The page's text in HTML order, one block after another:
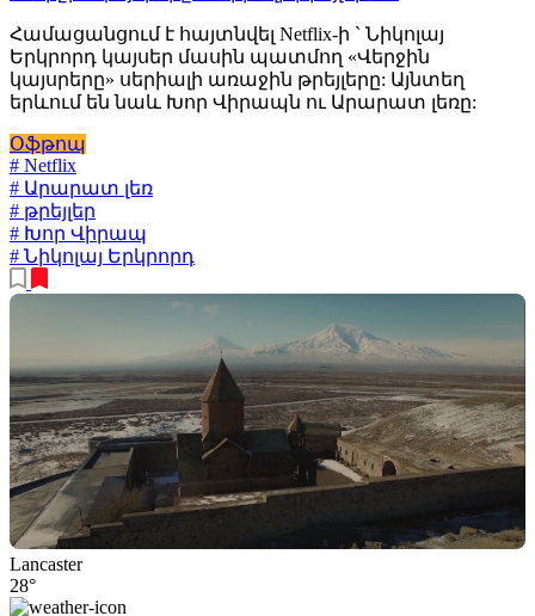
Համացանցում է հայտնվել Netflix-ի ` Նիկոլայ
Երկրորդ կայսեր մասին պատմող «Վերջին
կայսրերը» սերիալի առաջին թրեյլերը: Այնտեղ
երևում են նաև Խոր Վիրապն ու Արարատ լեռը:
Օֆթոպ
# Netflix
# Արարատ լեռ
# թրեյլեր
# Խոր Վիրապ
# Նիկոլայ Երկրորդ
Lancaster
28°